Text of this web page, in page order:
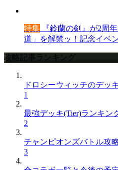
特集 『鈴蘭の剣』が2周
道」を解禁ッ！記念イベ
攻略記事ランキング
ドロシーウィッチのデッ
1
最強デッキ(Tier)ランキン
2
チャンピオンズバトル攻
3